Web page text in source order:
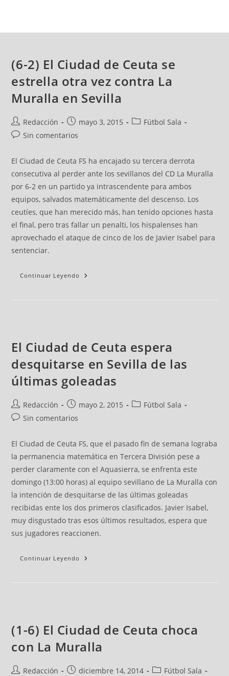
(6-2) El Ciudad de Ceuta se
estrella otra vez contra La
Muralla en Sevilla
Redacción mayo 3, 2015
Fútbol Sala
Sin comentarios
El Ciudad de Ceuta FS ha encajado su tercera derrota
consecutiva al perder ante los sevillanos del CD La Muralla
por 6-2 en un partido ya intrascendente para ambos
equipos, salvados matemáticamente del descenso. Los
ceutíes, que han merecido más, han tenido opciones hasta
el final, pero tras fallar un penalti, los hispalenses han
aprovechado el ataque de cinco de los de Javier Isabel para
sentenciar.
Continuar Leyendo
El Ciudad de Ceuta espera
desquitarse en Sevilla de las
últimas goleadas
Redacción mayo 2, 2015
Fútbol Sala
Sin comentarios
El Ciudad de Ceuta FS, que el pasado fin de semana lograba
la permanencia matemática en Tercera División pese a
perder claramente con el Aquasierra, se enfrenta este
domingo (13:00 horas) al equipo sevillano de La Muralla con
la intención de desquitarse de las últimas goleadas
recibidas ente los dos primeros clasificados. Javier Isabel,
muy disgustado tras esos últimos resultados, espera que
sus jugadores reaccionen.
Continuar Leyendo
(1-6) El Ciudad de Ceuta choca
con La Muralla
Redacción diciembre 14, 2014
Fútbol Sala